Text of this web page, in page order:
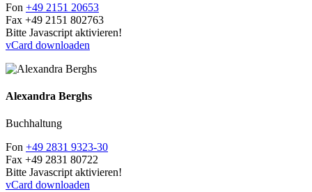
Fon +49 2151 20653
Fax +49 2151 802763
Bitte Javascript aktivieren!
vCard downloaden
Alexandra Berghs
Buchhaltung
Fon +49 2831 9323-30
Fax +49 2831 80722
Bitte Javascript aktivieren!
vCard downloaden